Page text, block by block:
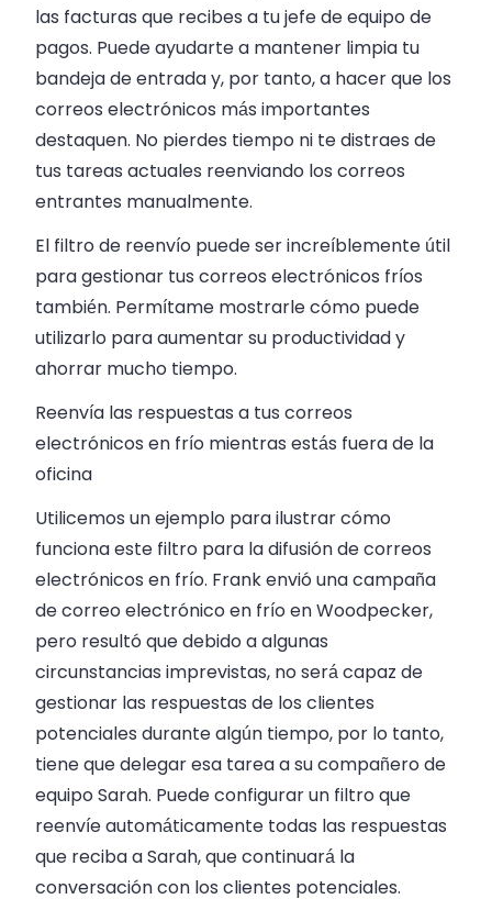
las facturas que recibes a tu jefe de equipo de
pagos. Puede ayudarte a mantener limpia tu
bandeja de entrada y, por tanto, a hacer que los
correos electrónicos más importantes
destaquen. No pierdes tiempo ni te distraes de
tus tareas actuales reenviando los correos
entrantes manualmente.
El filtro de reenvío puede ser increíblemente útil
para gestionar tus correos electrónicos fríos
también. Permítame mostrarle cómo puede
utilizarlo para aumentar su productividad y
ahorrar mucho tiempo.
Reenvía las respuestas a tus correos
electrónicos en frío mientras estás fuera de la
oficina
Utilicemos un ejemplo para ilustrar cómo
funciona este filtro para la difusión de correos
electrónicos en frío. Frank envió una campaña
de correo electrónico en frío en Woodpecker,
pero resultó que debido a algunas
circunstancias imprevistas, no será capaz de
gestionar las respuestas de los clientes
potenciales durante algún tiempo, por lo tanto,
tiene que delegar esa tarea a su compañero de
equipo Sarah. Puede configurar un filtro que
reenvíe automáticamente todas las respuestas
que reciba a Sarah, que continuará la
conversación con los clientes potenciales.